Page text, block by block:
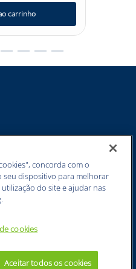
carrinho
concorda com o
seu dispositivo para melhorar
do site e ajudar nas
cookies
Aceitar todos os cookies